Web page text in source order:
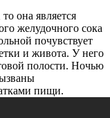
то она является
желудочного сока
почувствует
и живота. У него
полости. Ночью
пищи.